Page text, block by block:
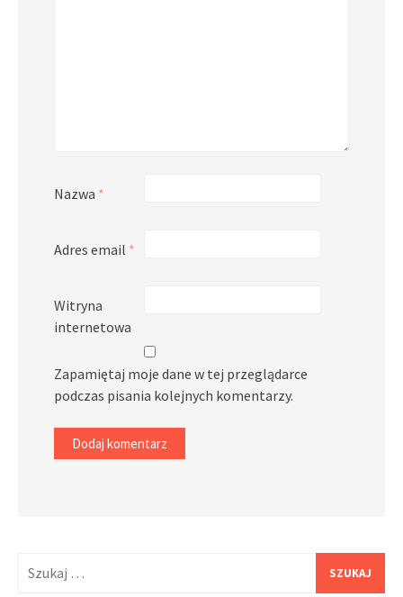
Nazwa *
Adres email *
Witryna
internetowa
Zapamiętaj moje dane w tej przeglądarce
podczas pisania kolejnych komentarzy.